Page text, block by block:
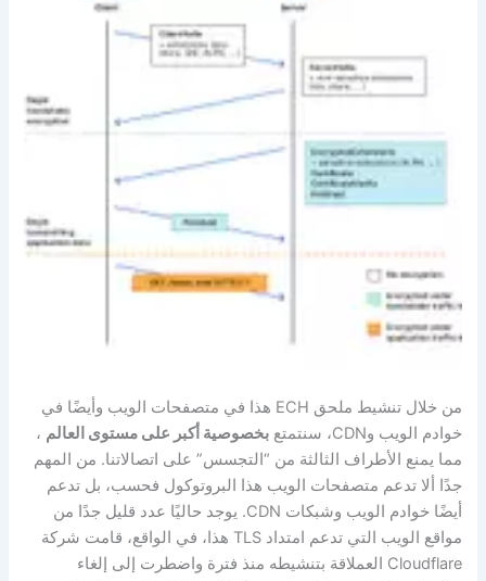
من خلال تنشيط ملحق ECH هذا في متصفحات الويب وأيضًا في
خوادم الويب وCDN، سنتمتع
بخصوصية أكبر على مستوى العالم ،
مما يمنع الأطراف الثالثة من “التجسس” على اتصالاتنا. من المهم
جدًا ألا تدعم متصفحات الويب هذا البروتوكول فحسب، بل تدعم
أيضًا خوادم الويب وشبكات CDN. يوجد حاليًا عدد قليل جدًا من
مواقع الويب التي تدعم امتداد TLS هذا، في الواقع، قامت شركة
Cloudflare العملاقة بتنشيطه منذ فترة واضطرت إلى إلغاء